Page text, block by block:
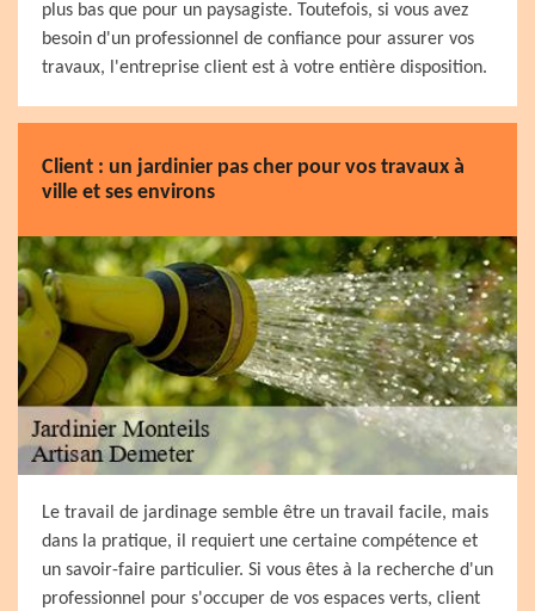
plus bas que pour un paysagiste. Toutefois, si vous avez
besoin d'un professionnel de confiance pour assurer vos
travaux, l'entreprise client est à votre entière disposition.
Client : un jardinier pas cher pour vos travaux à
ville et ses environs
Le travail de jardinage semble être un travail facile, mais
dans la pratique, il requiert une certaine compétence et
un savoir-faire particulier. Si vous êtes à la recherche d'un
professionnel pour s'occuper de vos espaces verts, client